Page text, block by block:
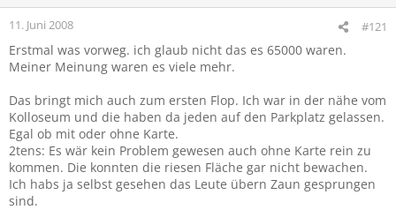
11. Juni 2008 #121
Erstmal was vorweg. ich glaub nicht das es 65000 waren.
Meiner Meinung waren es viele mehr.
Das bringt mich auch zum ersten Flop. Ich war in der nähe vom
Kolloseum und die haben da jeden auf den Parkplatz gelassen.
Egal ob mit oder ohne Karte.
2tens: Es wär kein Problem gewesen auch ohne Karte rein zu
kommen. Die konnten die riesen Fläche gar nicht bewachen.
Ich habs ja selbst gesehen das Leute übern Zaun gesprungen
sind.